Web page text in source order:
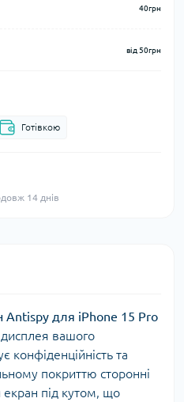
40грн
від 50грн
Готівкою
14 днів
Antispy для iPhone 15 Pro
вашого
конфіденційність та
покриттю сторонні
під кутом, що